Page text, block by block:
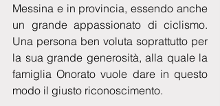
Messina e in provincia, essendo anche
un grande appassionato di ciclismo.
Una persona ben voluta soprattutto per
la sua grande generosità, alla quale la
famiglia Onorato vuole dare in questo
modo il giusto riconoscimento.